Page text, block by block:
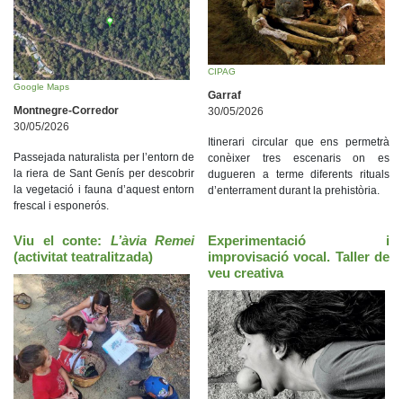
Google Maps
Montnegre-Corredor
30/05/2026
Passejada naturalista per l’entorn de
la riera de Sant Genís per descobrir
la vegetació i fauna d’aquest entorn
frescal i esponerós.
CIPAG
Garraf
30/05/2026
Itinerari circular que ens permetrà
conèixer tres escenaris on es
dugueren a terme diferents rituals
d’enterrament durant la prehistòria.
Viu el conte: L’àvia Remei
(activitat teatralitzada)
Experimentació i
improvisació vocal. Taller de
veu creativa